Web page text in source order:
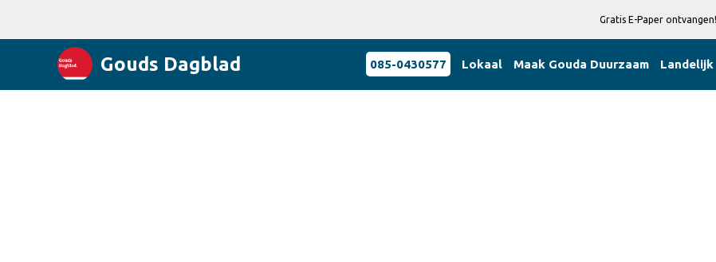
Gratis E-Paper ontvangen!
Gouds Dagblad 085-0430577 Lokaal Maak Gouda Duurzaam Landelijk